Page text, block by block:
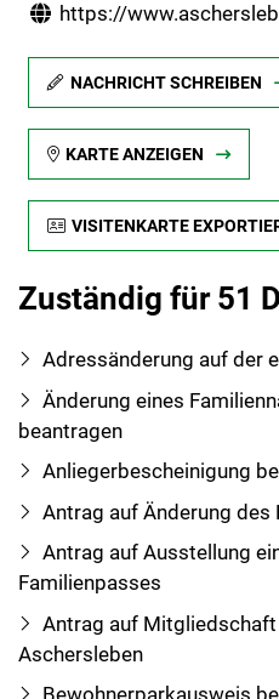
https://
NACHRICHT SCHREIBEN
KARTE ANZEIGEN
VISITENKARTE
Zuständig für 51
Adressänderung auf der
Änderung eines
beantragen
Anliegerbescheinigung
Antrag auf Änderung
Antrag auf Ausstellung
Familienpasses
Antrag auf
Aschersleben